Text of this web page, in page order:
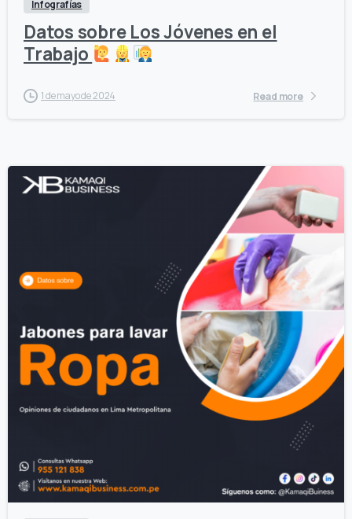
Infografías
Datos sobre Los Jóvenes en el
Trabajo
1 de mayo de 2024 Read more
0